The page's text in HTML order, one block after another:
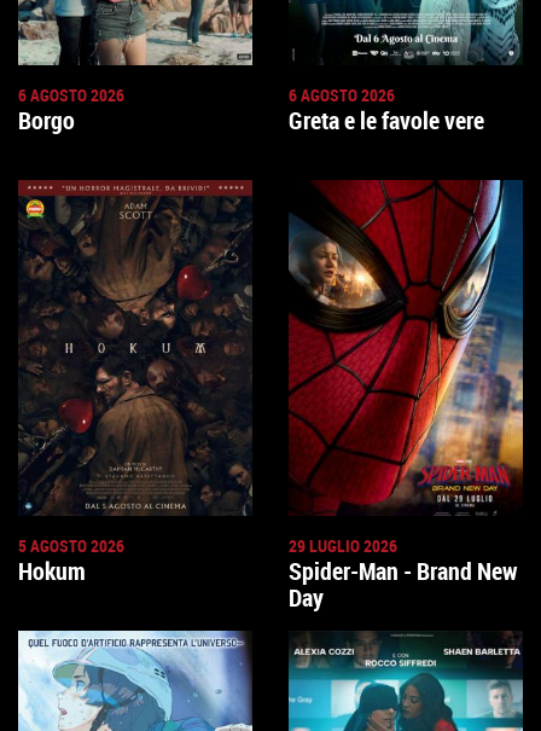
6 AGOSTO 2026
Borgo
6 AGOSTO 2026
Greta e le favole vere
5 AGOSTO 2026
Hokum
29 LUGLIO 2026
Spider-Man - Brand New
Day